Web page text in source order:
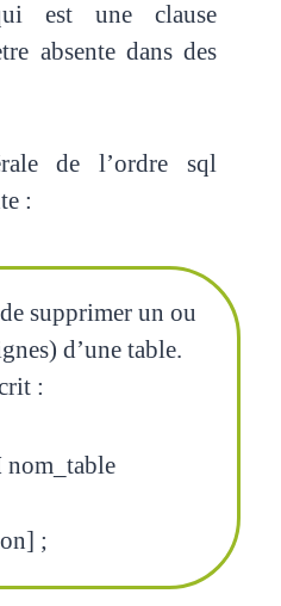
est une clause
absente dans des
de l’ordre sql
:
supprimer un ou
d’une table.
:
nom_table
;